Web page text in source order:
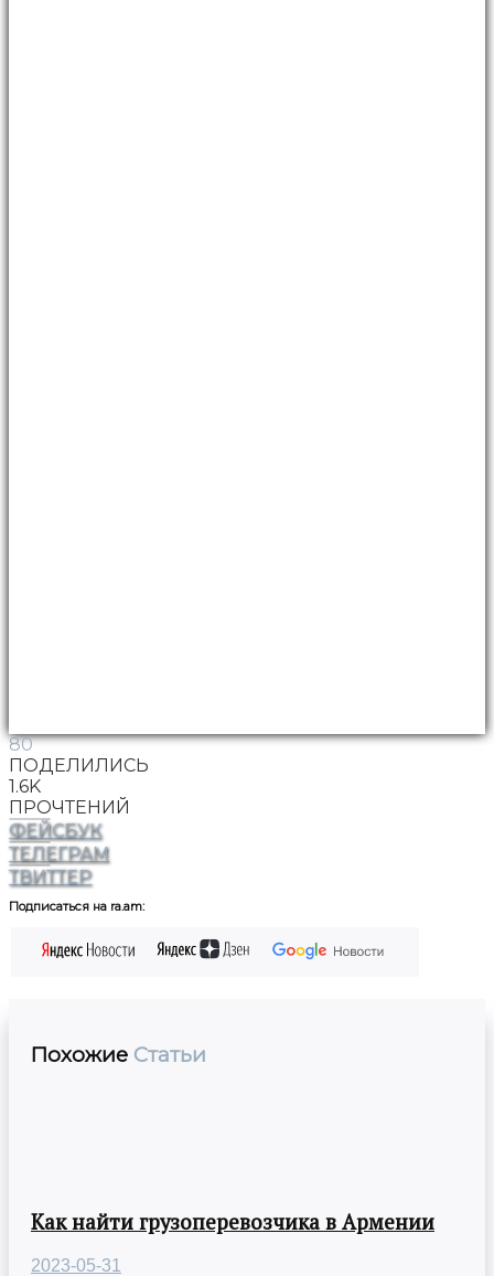
80
ПОДЕЛИЛИСЬ
1.6K
ПРОЧТЕНИЙ
ФЕЙСБУК
ТЕЛЕГРАМ
ТВИТТЕР
Подписаться на ra.am:
Похожие Статьи
Как найти грузоперевозчика в Армении
2023-05-31